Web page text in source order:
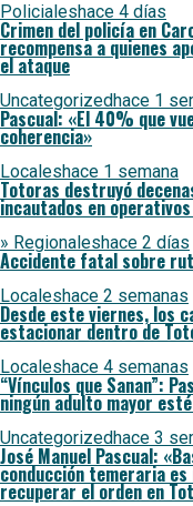
Policialeshace 4 días
Crimen del policía en
recompensa a quienes
el ataque
Uncategorizedhace 1
Pascual: «El 40% que
coherencia»
Localeshace 1 semana
Totoras destruyó
incautados en
» Regionaleshace 2 días
Accidente fatal sobre
Localeshace 2 semanas
Desde este viernes, los
estacionar dentro de
Localeshace 4 semanas
“Vínculos que Sanan”:
ningún adulto mayor
Uncategorizedhace 3
José Manuel Pascual:
conducción temeraria
recuperar el orden en